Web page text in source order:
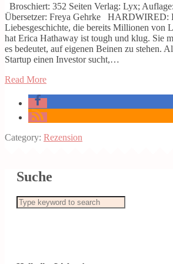
Broschiert: 352 Seiten Verlag: Lyx;
Übersetzer: Freya Gehrke HARDWIRED:
Liebesgeschichte, die bereits Millionen von
hat Erica Hathaway ist tough und klug. Sie
es bedeutet, auf eigenen Beinen zu stehen.
Startup einen Investor sucht,…
Read More
Category: Rezension
Suche